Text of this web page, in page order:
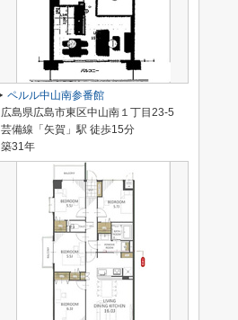
ペルル中山南参番館
広島県広島市東区中山南１丁目23-5
芸備線「矢賀」駅 徒歩15分
築31年